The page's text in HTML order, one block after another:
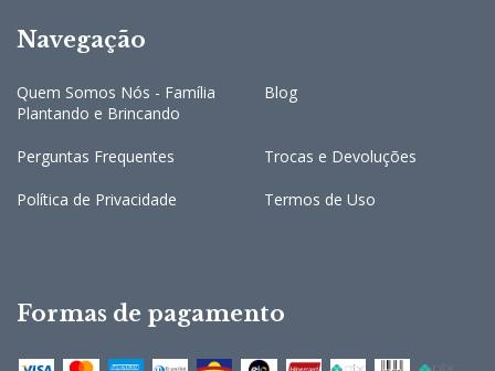
Navegação
Quem Somos Nós - Família
Plantando e Brincando
Blog
Perguntas Frequentes Trocas e Devoluções
Política de Privacidade Termos de Uso
Formas de pagamento